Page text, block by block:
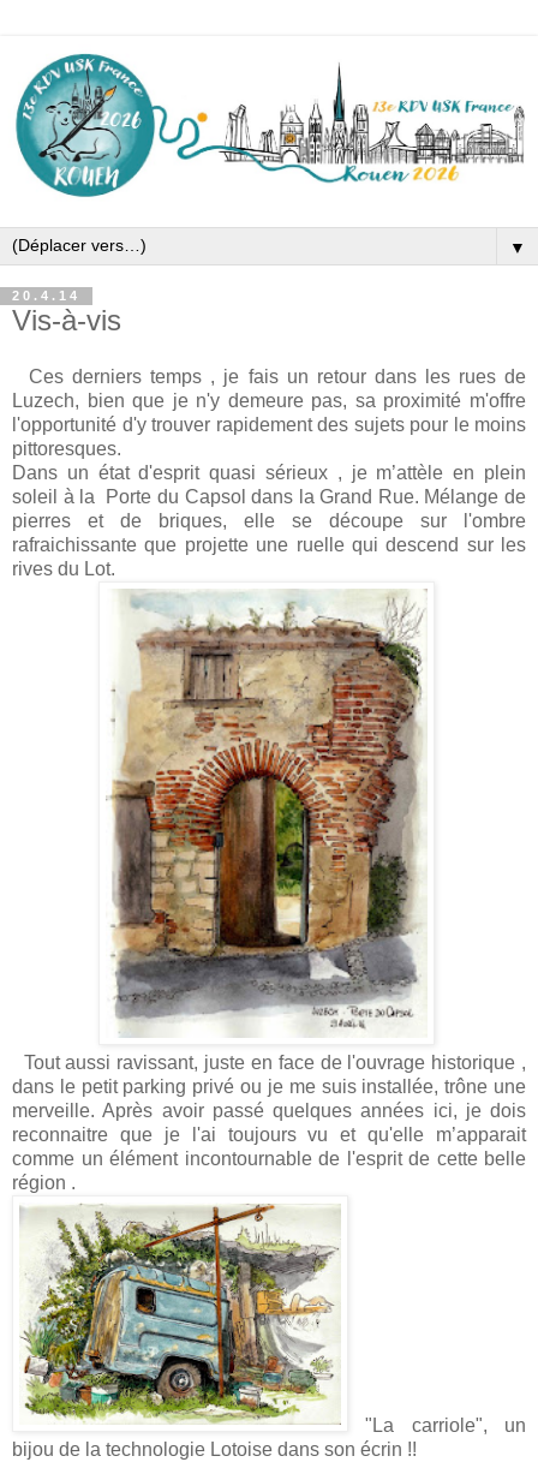
▼
20.4.14
Vis-à-vis
Ces derniers temps , je fais un retour dans les rues de
Luzech, bien que je n'y demeure pas, sa proximité m'offre
l'opportunité d'y trouver rapidement des sujets pour le moins
pittoresques.
Dans un état d'esprit quasi sérieux , je m’attèle en plein
soleil à la Porte du Capsol dans la Grand Rue. Mélange de
pierres et de briques, elle se découpe sur l'ombre
rafraichissante que projette une ruelle qui descend sur les
rives du Lot.
Tout aussi ravissant, juste en face de l'ouvrage historique ,
dans le petit parking privé ou je me suis installée, trône une
merveille. Après avoir passé quelques années ici, je dois
reconnaitre que je l'ai toujours vu et qu'elle m’apparait
comme un élément incontournable de l'esprit de cette belle
région .
"La carriole", un
bijou de la technologie Lotoise dans son écrin !!